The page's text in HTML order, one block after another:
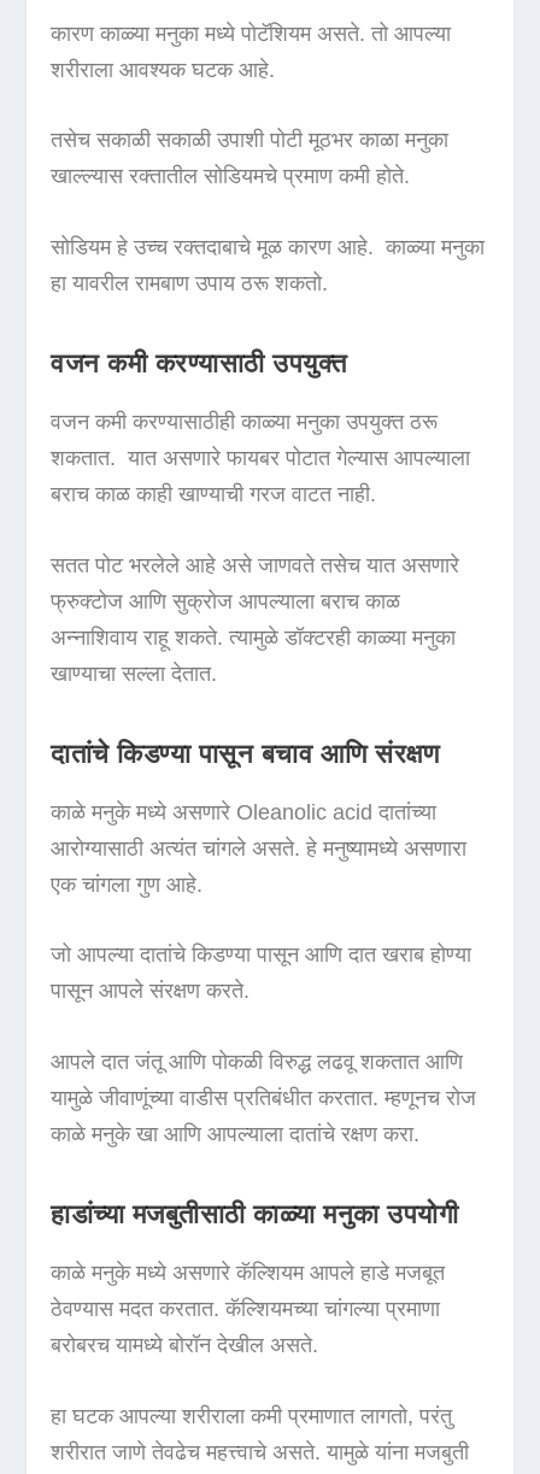
कारण काळ्या मनुका मध्ये पोटॅशियम असते. तो आपल्या
शरीराला आवश्यक घटक आहे.
तसेच सकाळी सकाळी उपाशी पोटी मूठभर काळा मनुका
खाल्ल्यास रक्तातील सोडियमचे प्रमाण कमी होते.
सोडियम हे उच्च रक्तदाबाचे मूळ कारण आहे. काळ्या मनुका
हा यावरील रामबाण उपाय ठरू शकतो.
वजन कमी करण्यासाठी उपयुक्त
वजन कमी करण्यासाठीही काळ्या मनुका उपयुक्त ठरू
शकतात. यात असणारे फायबर पोटात गेल्यास आपल्याला
बराच काळ काही खाण्याची गरज वाटत नाही.
सतत पोट भरलेले आहे असे जाणवते तसेच यात असणारे
फ्रुक्टोज आणि सुक्रोज आपल्याला बराच काळ
अन्नाशिवाय राहू शकते. त्यामुळे डॉक्टरही काळ्या मनुका
खाण्याचा सल्ला देतात.
दातांचे किडण्या पासून बचाव आणि संरक्षण
काळे मनुके मध्ये असणारे Oleanolic acid दातांच्या
आरोग्यासाठी अत्यंत चांगले असते. हे मनुष्यामध्ये असणारा
एक चांगला गुण आहे.
जो आपल्या दातांचे किडण्या पासून आणि दात खराब होण्या
पासून आपले संरक्षण करते.
आपले दात जंतू आणि पोकळी विरुद्ध लढवू शकतात आणि
यामुळे जीवाणूंच्या वाडीस प्रतिबंधीत करतात. म्हणूनच रोज
काळे मनुके खा आणि आपल्याला दातांचे रक्षण करा.
हाडांच्या मजबुतीसाठी काळ्या मनुका उपयोगी
काळे मनुके मध्ये असणारे कॅल्शियम आपले हाडे मजबूत
ठेवण्यास मदत करतात. कॅल्शियमच्या चांगल्या प्रमाणा
बरोबरच यामध्ये बोरॉन देखील असते.
हा घटक आपल्या शरीराला कमी प्रमाणात लागतो, परंतु
शरीरात जाणे तेवढेच महत्त्वाचे असते. यामुळे यांना मजबुती